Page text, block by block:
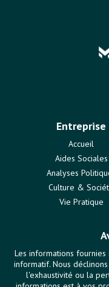
Entreprise
Accueil
Aides Sociales
Analyses
Culture &
Vie Pratique
Les informations
informatif. Nous
l'exhaustivité ou la